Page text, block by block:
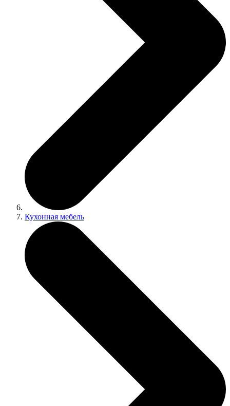
Кухонная мебель